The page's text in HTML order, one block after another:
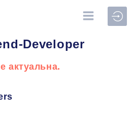
Developer
актуальна.